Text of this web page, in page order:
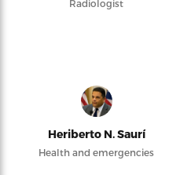
Radiologist
Heriberto N. Saurí
Health and emergencies